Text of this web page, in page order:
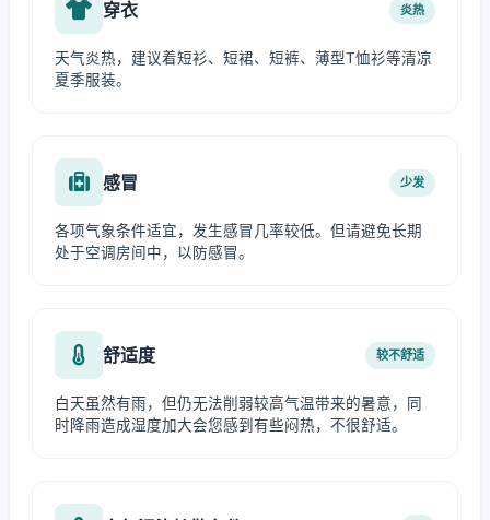
穿衣 炎热
天气炎热，建议着短衫、短裙、短裤、薄型T恤衫等清凉
夏季服装。
感冒 少发
各项气象条件适宜，发生感冒几率较低。但请避免长期
处于空调房间中，以防感冒。
舒适度 较不舒适
白天虽然有雨，但仍无法削弱较高气温带来的暑意，同
时降雨造成湿度加大会您感到有些闷热，不很舒适。